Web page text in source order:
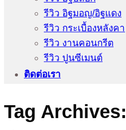
รีวิว อิฐมอญ/อิฐแดง
รีวิว กระเบื้องหลังคา
รีวิว งานคอนกรีต
รีวิว ปูนซีเมนต์
ติดต่อเรา
Tag Archives: